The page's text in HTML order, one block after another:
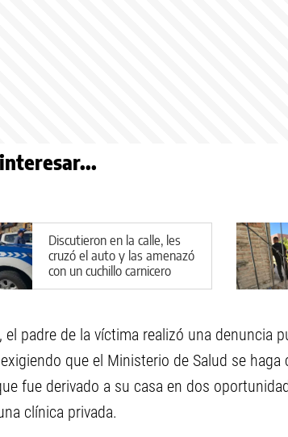
Discutieron en la calle, les
cruzó el auto y las amenazó
con un cuchillo carnicero
el padre de la víctima realizó una denuncia
que el Ministerio de Salud se
fue derivado a su casa en dos
clínica privada.